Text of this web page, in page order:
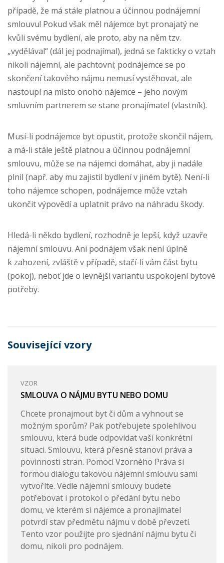
případě, že má stále platnou a účinnou podnájemní
smlouvu! Pokud však měl nájemce byt pronajatý ne
kvůli svému bydlení, ale proto, aby na něm tzv.
„vydělával“ (dál jej podnajímal), jedná se fakticky o vztah
nikoli nájemní, ale pachtovní; podnájemce se po
skončení takového nájmu nemusí vystěhovat, ale
nastoupí na místo onoho nájemce – jeho novým
smluvním partnerem se stane pronajímatel (vlastník).
Musí-li podnájemce byt opustit, protože skončil nájem,
a má-li stále ještě platnou a účinnou podnájemní
smlouvu, může se na nájemci domáhat, aby ji nadále
plnil (např. aby mu zajistil bydlení v jiném bytě). Není-li
toho nájemce schopen, podnájemce může vztah
ukončit výpovědí a uplatnit právo na náhradu škody.
Hledá-li někdo bydlení, rozhodně je lepší, když uzavře
nájemní smlouvu. Ani podnájem však není úplně
k zahození, zvláště v případě, stačí-li vám část bytu
(pokoj), neboť jde o levnější variantu uspokojení bytové
potřeby.
Související vzory
VZOR
SMLOUVA O NÁJMU BYTU NEBO DOMU
Chcete pronajmout byt či dům a vyhnout se
možným sporům? Pak potřebujete spolehlivou
smlouvu, která bude odpovídat vaší konkrétní
situaci. Smlouvu, která přesně stanoví práva a
povinnosti stran. Pomocí Vzorného Práva si
formou dialogu takovou nájemní smlouvu sami
vytvoříte. Vedle nájemní smlouvy budete
potřebovat i protokol o předání bytu nebo
domu, ve kterém si nájemce a pronajímatel
potvrdí stav předmětu nájmu v době převzetí.
Tento vzor použijte pro sjednání nájmu bytu či
domu, nikoli pro podnájem.